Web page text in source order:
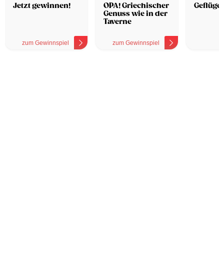
Hotel
Jetzt gewinnen!
zum Gewinnspiel
OPA! Griechischer
Genuss wie in der
Taverne
zum Gewinnspiel